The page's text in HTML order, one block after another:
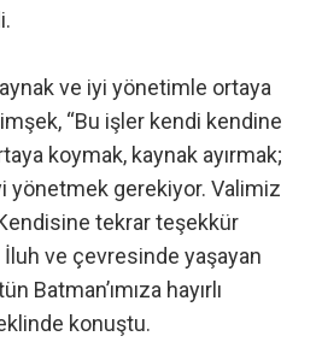
ve iyi yönetimle ortaya
“Bu işler kendi kendine
koymak, kaynak ayırmak;
yönetmek gerekiyor. Valimiz
tekrar teşekkür
İluh ve çevresinde yaşayan
Batman’ımıza hayırlı
konuştu.